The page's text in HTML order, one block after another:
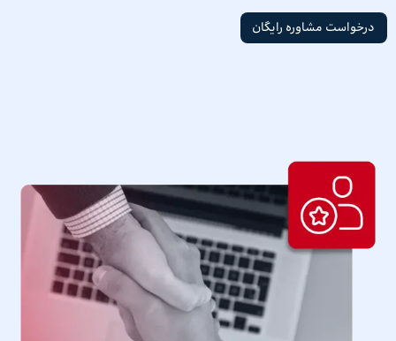
درخواست مشاوره رایگان